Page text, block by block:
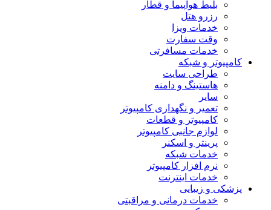
بلیط هواپیما و قطار
رزرو هتل
خدمات ویزا
وقت سفارت
خدمات مسافرتی
کامپیوتر و شبکه
طراحی سایت
هاستینگ و دامنه
سایر
تعمیر و نگهداری کامپیوتر
کامپیوتر و قطعات
لوازم جانبی کامپیوتر
پرینتر و اسکنر
خدمات شبکه
نرم افزار کامپیوتر
خدمات اینترنت
پزشکی و زیبایی
خدمات درمانی و مراقبتی